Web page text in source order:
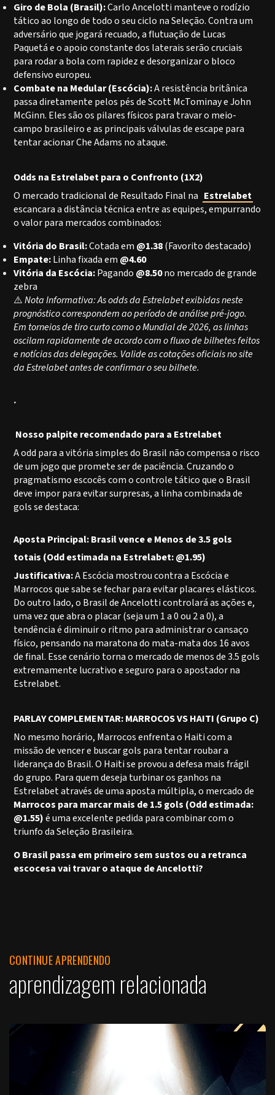
Giro de Bola (Brasil):Carlo Ancelotti manteve o rodízio
tático ao longo de todo o seu ciclo na Seleção. Contra um
adversário que jogará recuado, a flutuação de Lucas
Paquetá e o apoio constante dos laterais serão cruciais
para rodar a bola com rapidez e desorganizar o bloco
defensivo europeu.
Combate na Medular (Escócia):A resistência britânica
passa diretamente pelos pés de Scott McTominay e John
McGinn. Eles são os pilares físicos para travar o meio-
campo brasileiro e as principais válvulas de escape para
tentar acionar Che Adams no ataque.
Odds na Estrelabet para o Confronto (1X2)
O mercado tradicional de Resultado Final na Estrelabet
escancara a distância técnica entre as equipes, empurrando
o valor para mercados combinados:
Vitória do Brasil:Cotada em @1.38(Favorito destacado)
Empate:Linha fixada em @4.60
Vitória da Escócia:Pagando @8.50no mercado de grande
zebra
⚠️Nota Informativa: As odds da Estrelabet exibidas neste
prognóstico correspondem ao período de análise pré-jogo.
Em torneios de tiro curto como o Mundial de 2026, as linhas
oscilam rapidamente de acordo com o fluxo de bilhetes feitos
e notícias das delegações. Valide as cotações oficiais no site
da Estrelabet antes de confirmar o seu bilhete.
.
Nosso palpite recomendado para a Estrelabet
A odd para a vitória simples do Brasil não compensa o risco
de um jogo que promete ser de paciência. Cruzando o
pragmatismo escocês com o controle tático que o Brasil
deve impor para evitar surpresas, a linha combinada de
gols se destaca:
Aposta Principal: Brasil vence e Menos de 3.5 gols
totais (Odd estimada na Estrelabet: @1.95)
Justificativa:A Escócia mostrou contra a Escócia e
Marrocos que sabe se fechar para evitar placares elásticos.
Do outro lado, o Brasil de Ancelotti controlará as ações e,
uma vez que abra o placar (seja um 1 a 0 ou 2 a 0), a
tendência é diminuir o ritmo para administrar o cansaço
físico, pensando na maratona do mata-mata dos 16 avos
de final. Esse cenário torna o mercado de menos de 3.5 gols
extremamente lucrativo e seguro para o apostador na
Estrelabet.
PARLAY COMPLEMENTAR: MARROCOS VS HAITI (Grupo C)
No mesmo horário, Marrocos enfrenta o Haiti com a
missão de vencer e buscar gols para tentar roubar a
liderança do Brasil. O Haiti se provou a defesa mais frágil
do grupo. Para quem deseja turbinar os ganhos na
Estrelabet através de uma aposta múltipla, o mercado de
Marrocos para marcar mais de 1.5 gols (Odd estimada:
@1.55)é uma excelente pedida para combinar com o
triunfo da Seleção Brasileira.
O Brasil passa em primeiro sem sustos ou a retranca
escocesa vai travar o ataque de Ancelotti?
CONTINUE APRENDENDO
aprendizagem relacionada